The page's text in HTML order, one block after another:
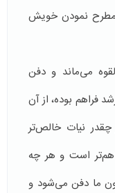
مطرح نمودن خویش
می‌ماند و دفن
فراهم بوده، از آن
نیات خالص‌تر
است و هر چه
ما دفن می‌شود و